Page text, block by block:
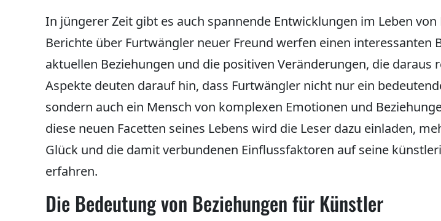
In jüngerer Zeit gibt es auch spannende Entwicklungen im Leben von
Berichte über Furtwängler neuer Freund werfen einen interessanten
aktuellen Beziehungen und die positiven Veränderungen, die daraus
Aspekte deuten darauf hin, dass Furtwängler nicht nur ein
sondern auch ein Mensch von komplexen Emotionen und
diese neuen Facetten seines Lebens wird die Leser dazu einladen,
Glück und die damit verbundenen Einflussfaktoren auf seine
erfahren.
Die Bedeutung von Beziehungen für Künstler